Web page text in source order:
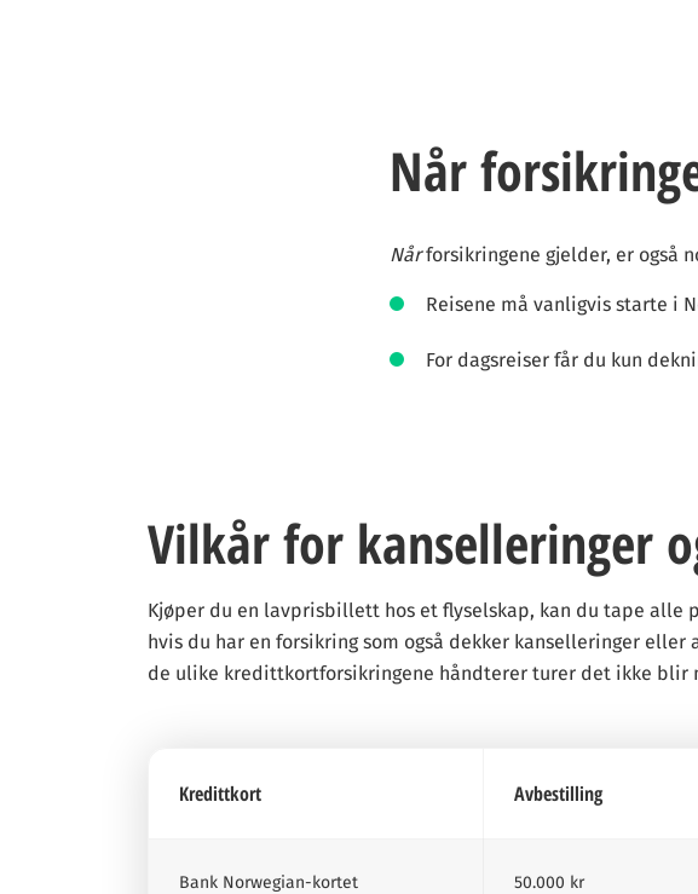
Når
Nårforsikringene gjelder, er også
Reisene må vanligvis starte i
For dagsreiser får du kun
Vilkår for kanselleringer
Kjøper du en lavprisbillett hos et flyselskap, kan du tape alle
hvis du har en forsikring som også dekker kanselleringer
de ulike kredittkortforsikringene håndterer turer det ikke blir
Kredittkort Avbestilling
Bank Norwegian-kortet 50.000 kr